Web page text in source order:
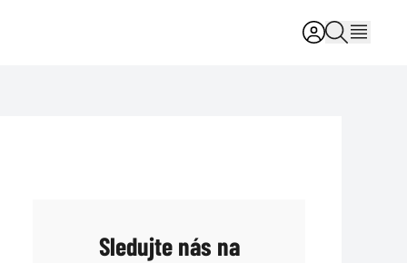
Sledujte nás na